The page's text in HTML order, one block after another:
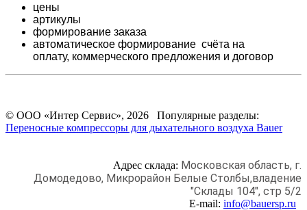
цены
артикулы
формирование заказа
автоматическое формирование счёта на
оплату, коммерческого предложения и договор
© ООО «Интер Сервис», 2026 Популярные разделы:
Переносные компрессоры для дыхательного воздуха Bauer
Адрес склада: Московская область, г.
Домодедово, Микрорайон Белые Столбы,владение
"Склады 104", стр 5/2
E-mail: info@bauersp.ru